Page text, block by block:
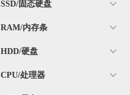
SSD/固态硬盘
RAM/内存条
HDD/硬盘
CPU/处理器